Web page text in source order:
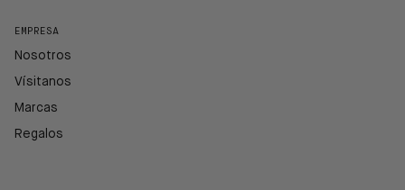
EMPRESA
Nosotros
Vísitanos
Marcas
Regalos